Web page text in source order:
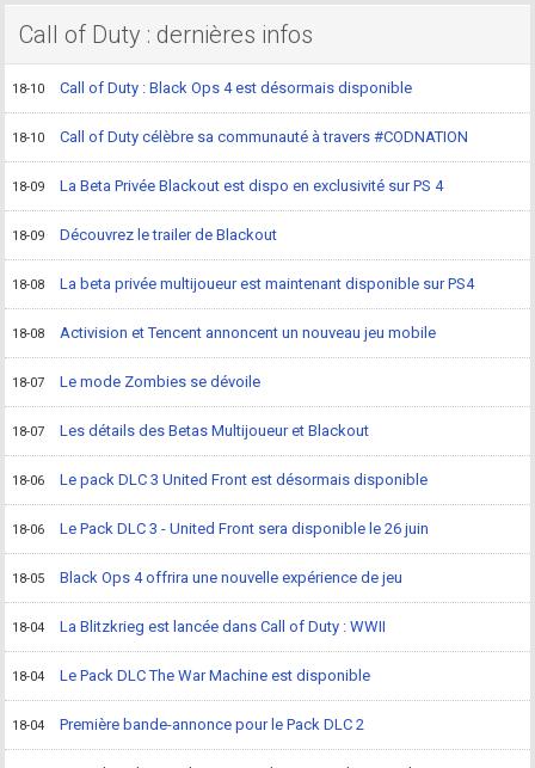
Call of Duty : dernières infos
18-10 Call of Duty : Black Ops 4 est désormais disponible
18-10 Call of Duty célèbre sa communauté à travers #CODNATION
18-09 La Beta Privée Blackout est dispo en exclusivité sur PS 4
18-09 Découvrez le trailer de Blackout
18-08 La beta privée multijoueur est maintenant disponible sur PS4
18-08 Activision et Tencent annoncent un nouveau jeu mobile
18-07 Le mode Zombies se dévoile
18-07 Les détails des Betas Multijoueur et Blackout
18-06 Le pack DLC 3 United Front est désormais disponible
18-06 Le Pack DLC 3 - United Front sera disponible le 26 juin
18-05 Black Ops 4 offrira une nouvelle expérience de jeu
18-04 La Blitzkrieg est lancée dans Call of Duty : WWII
18-04 Le Pack DLC The War Machine est disponible
18-04 Première bande-annonce pour le Pack DLC 2